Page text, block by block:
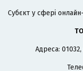
Cубєкт у сфері
Адреса: